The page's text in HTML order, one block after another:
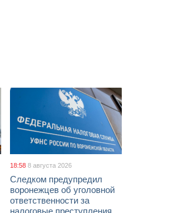
18:58 8 августа 2026
Следком предупредил
воронежцев об уголовной
ответственности за
налоговые преступления